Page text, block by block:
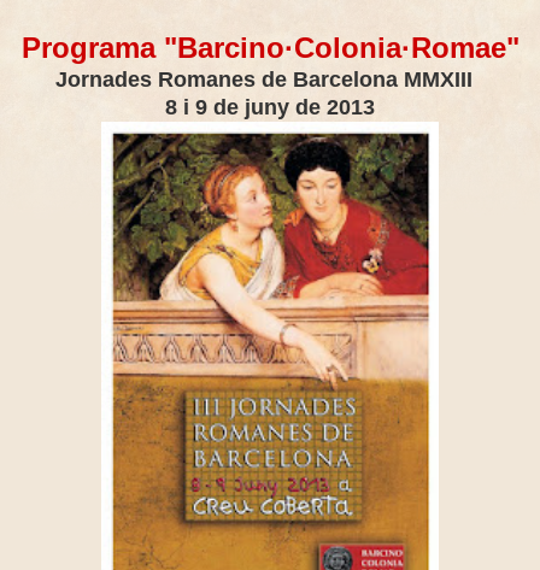
Programa "Barcino·Colonia·Romae"
Jornades Romanes de Barcelona MMXIII
8 i 9 de juny de 2013